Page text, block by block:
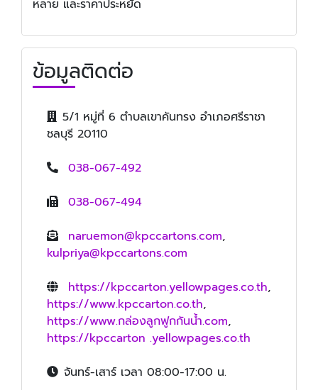
หลาย และราคาประหยัด
ข้อมูลติดต่อ
5/1 หมู่ที่ 6 ตำบลเขาคันทรง อำเภอศรีราชา
ชลบุรี 20110
038-067-492
038-067-494
naruemon@kpccartons.com,
kulpriya@kpccartons.com
https://kpccarton.yellowpages.co.th,
https://www.kpccarton.co.th,
https://www.กล่องลูกฟูกกันน้ำ.com,
https://kpccarton .yellowpages.co.th
จันทร์-เสาร์ เวลา 08:00-17:00 น.